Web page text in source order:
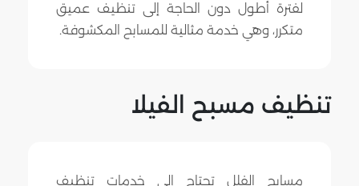
لفترة أطول دون الحاجة إلى تنظيف عميق
متكرر، وهي خدمة مثالية للمسابح المكشوفة.
تنظيف مسبح الفيلا
مسابح الفلل تحتاج إلى خدمات تنظيف